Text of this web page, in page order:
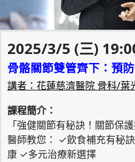
2025/3/5 (三)
骨骼關節雙管齊下：預
講者：花蓮慈濟醫院 骨科/葉
課程簡介：
「強健關節有秘訣！關節保護
醫師教您： ✓飲食補充有秘
康 ✓多元治療新選擇